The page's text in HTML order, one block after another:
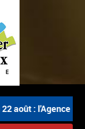
août : l'Agence